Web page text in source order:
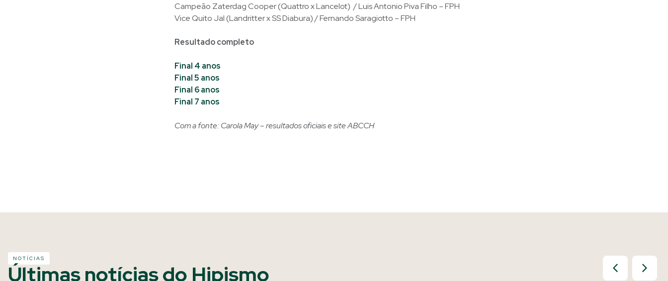
Campeão Zaterdag Cooper (Quattro x Lancelot) / Luis Antonio Piva Filho – FPH
Vice Quito Jal (Landritter x SS Diabura) / Fernando Saragiotto – FPH
Resultado completo
Final 4 anos
Final 5 anos
Final 6 anos
Final 7 anos
Com a fonte: Carola May – resultados oficiais e site ABCCH
NOTÍCIAS
Últimas notícias do Hipismo